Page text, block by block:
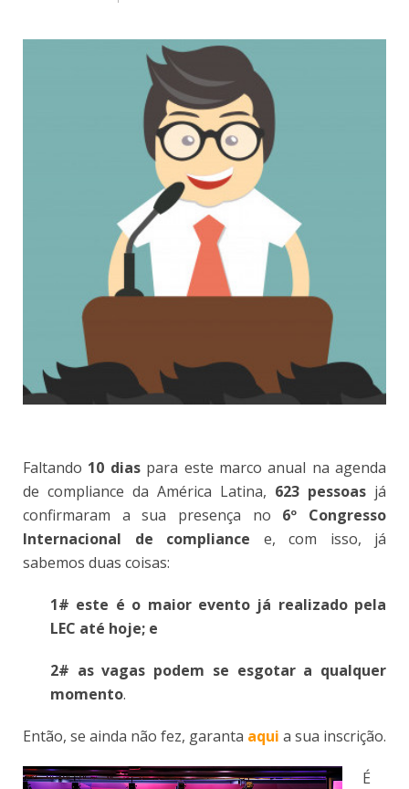
Faltando 10 diaspara este marco anual na agenda
de compliance da América Latina, 623 pessoas já
confirmaram a sua presença no 6º Congresso
Internacional de compliance e, com isso, já
sabemos duas coisas:
1# este é o maior evento já realizado pela
LEC até hoje; e
2# as vagas podem se esgotar a qualquer
momento.
Então, se ainda não fez, garanta aqui a sua inscrição.
É